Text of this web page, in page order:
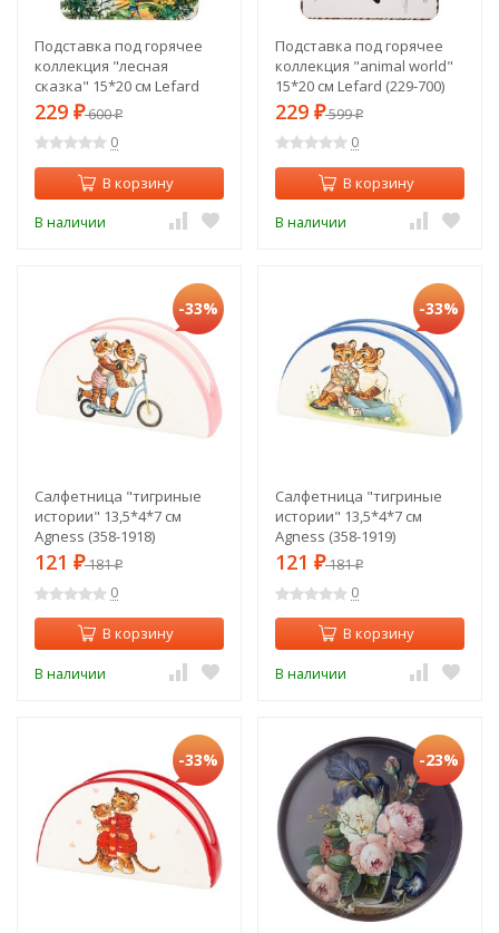
Подставка под горячее
коллекция "лесная
сказка" 15*20 см Lefard
(229-711)
229 ₽600₽
0
В корзину
В наличии
Подставка под горячее
коллекция "animal world"
15*20 см Lefard (229-700)
229 ₽599₽
0
В корзину
В наличии
-33%
Салфетница "тигриные
истории" 13,5*4*7 см
Agness (358-1918)
121 ₽181₽
0
В корзину
В наличии
-33%
Салфетница "тигриные
истории" 13,5*4*7 см
Agness (358-1919)
121 ₽181₽
0
В корзину
В наличии
-33% -23%